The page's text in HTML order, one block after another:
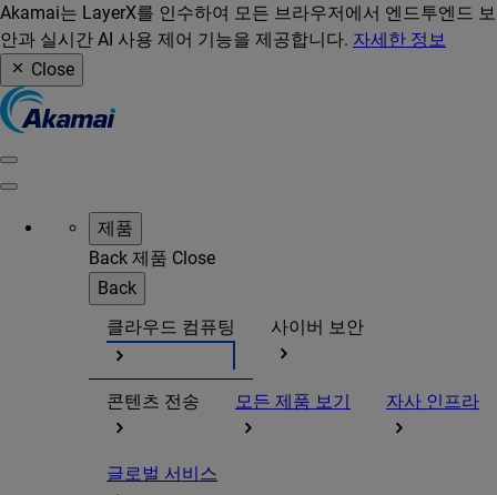
Akamai는 LayerX를 인수하여 모든 브라우저에서 엔드투엔드 보
안과 실시간 AI 사용 제어 기능을 제공합니다. 자세한 정보
Close
제품
Back 제품 Close
Back
클라우드 컴퓨팅
사이버 보안
콘텐츠 전송 모든 제품 보기 자사 인프라
글로벌 서비스